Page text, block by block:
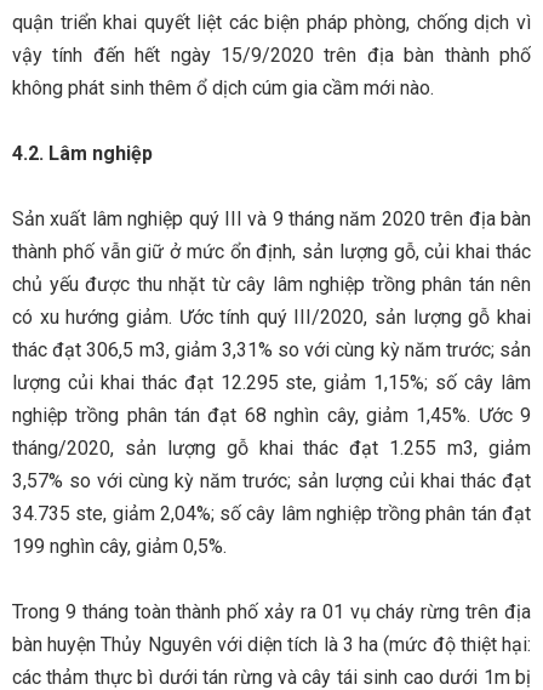
quận triển khai quyết liệt các biện pháp phòng, chống dịch vì
vậy tính đến hết ngày 15/9/2020 trên địa bàn thành phố
không phát sinh thêm ổ dịch cúm gia cầm mới nào.
4.2. Lâm nghiệp
Sản xuất lâm nghiệp quý III và 9 tháng năm 2020 trên địa bàn
thành phố vẫn giữ ở mức ổn định, sản lượng gỗ, củi khai thác
chủ yếu được thu nhặt từ cây lâm nghiệp trồng phân tán nên
có xu hướng giảm. Ước tính quý III/2020, sản lượng gỗ khai
thác đạt 306,5 m3, giảm 3,31% so với cùng kỳ năm trước; sản
lượng củi khai thác đạt 12.295 ste, giảm 1,15%; số cây lâm
nghiệp trồng phân tán đạt 68 nghìn cây, giảm 1,45%. Ước 9
tháng/2020, sản lượng gỗ khai thác đạt 1.255 m3, giảm
3,57% so với cùng kỳ năm trước; sản lượng củi khai thác đạt
34.735 ste, giảm 2,04%; số cây lâm nghiệp trồng phân tán đạt
199 nghìn cây, giảm 0,5%.
Trong 9 tháng toàn thành phố xảy ra 01 vụ cháy rừng trên địa
bàn huyện Thủy Nguyên với diện tích là 3 ha (mức độ thiệt hại:
các thảm thực bì dưới tán rừng và cây tái sinh cao dưới 1m bị